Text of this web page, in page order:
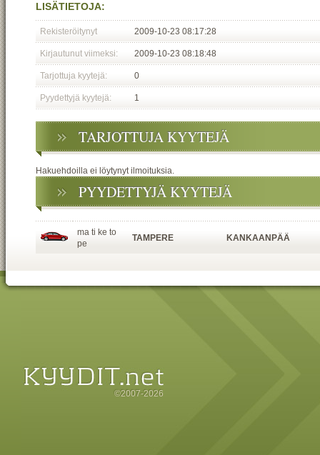
LISÄTIETOJA:
Rekisteröitynyt 2009-10-23 08:17:28
Kirjautunut viimeksi: 2009-10-23 08:18:48
Tarjottuja kyytejä: 0
Pyydettyjä kyytejä: 1
TARJOTTUJA KYYTEJÄ
Hakuehdoilla ei löytynyt ilmoituksia.
PYYDETTYJÄ KYYTEJÄ
ma ti ke to
pe
TAMPERE KANKAANPÄÄ
©2007-2026